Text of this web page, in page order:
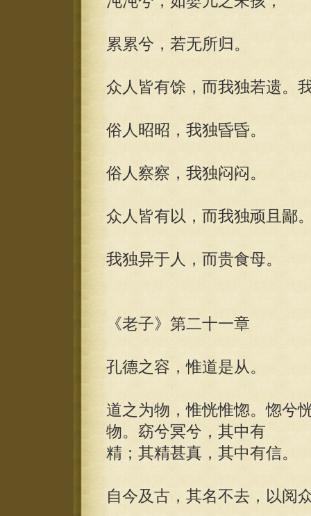
累累兮，若无所归。
众人皆有馀，而我独若遗。
俗人昭昭，我独昏昏。
俗人察察，我独闷闷。
众人皆有以，而我独顽且鄙
我独异于人，而贵食母。
《老子》第二十一章
孔德之容，惟道是从。
道之为物，惟恍惟惚。惚兮
物。窈兮冥兮，其中有
精；其精甚真，其中有信。
自今及古，其名不去，以阅